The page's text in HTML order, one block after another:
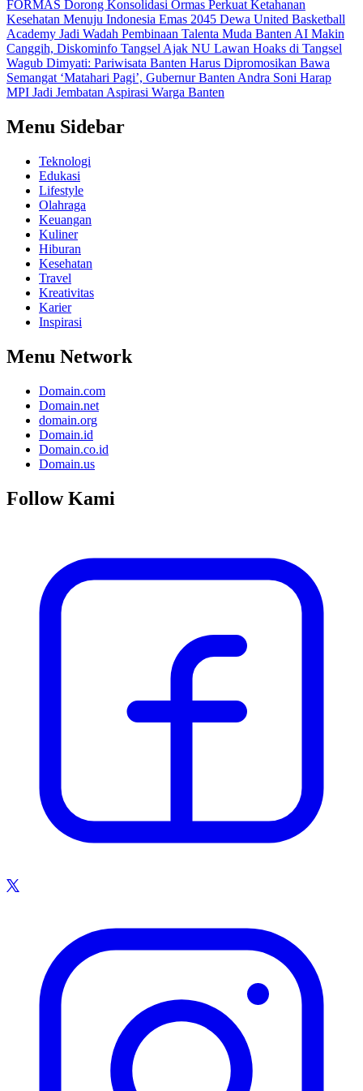
FORMAS Dorong Konsolidasi Ormas Perkuat Ketahanan
Kesehatan Menuju Indonesia Emas 2045 Dewa United Basketball
Academy Jadi Wadah Pembinaan Talenta Muda Banten AI Makin
Canggih, Diskominfo Tangsel Ajak NU Lawan Hoaks di Tangsel
Wagub Dimyati: Pariwisata Banten Harus Dipromosikan Bawa
Semangat ‘Matahari Pagi’, Gubernur Banten Andra Soni Harap
MPI Jadi Jembatan Aspirasi Warga Banten
Menu Sidebar
Teknologi
Edukasi
Lifestyle
Olahraga
Keuangan
Kuliner
Hiburan
Kesehatan
Travel
Kreativitas
Karier
Inspirasi
Menu Network
Domain.com
Domain.net
domain.org
Domain.id
Domain.co.id
Domain.us
Follow Kami